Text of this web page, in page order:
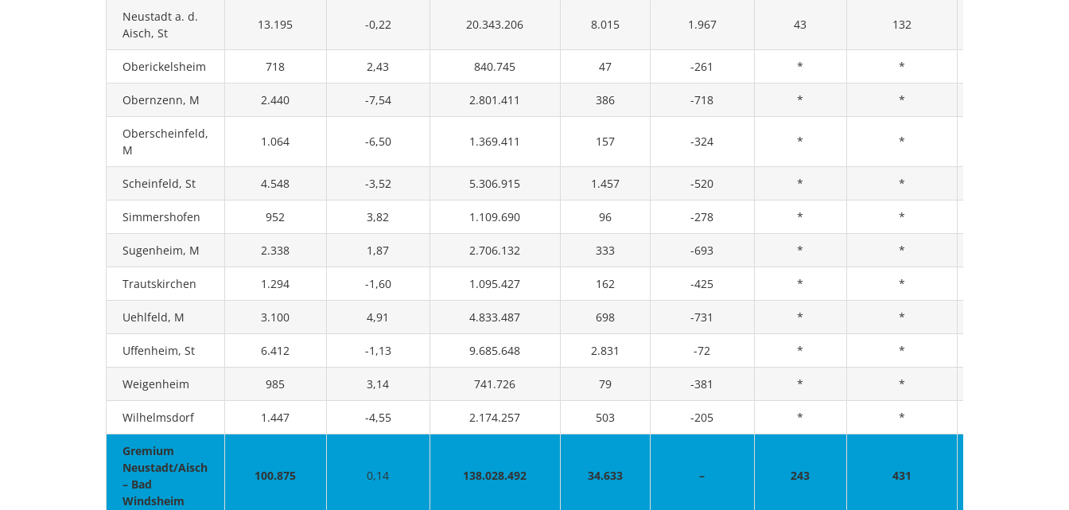
Neustadt a. d.
Aisch, St
13.195 -0,22 20.343.206 8.015 1.967 43 132
Oberickelsheim 718 2,43 840.745 47 -261 * *
Obernzenn, M 2.440 -7,54 2.801.411 386 -718 * *
Oberscheinfeld,
M
1.064 -6,50 1.369.411 157 -324 * *
Scheinfeld, St 4.548 -3,52 5.306.915 1.457 -520 * *
Simmershofen 952 3,82 1.109.690 96 -278 * *
Sugenheim, M 2.338 1,87 2.706.132 333 -693 * *
Trautskirchen 1.294 -1,60 1.095.427 162 -425 * *
Uehlfeld, M 3.100 4,91 4.833.487 698 -731 * *
Uffenheim, St 6.412 -1,13 9.685.648 2.831 -72 * *
Weigenheim 985 3,14 741.726 79 -381 * *
Wilhelmsdorf 1.447 -4,55 2.174.257 503 -205 * *
Gremium
Neustadt/Aisch
– Bad
Windsheim
100.875 0,14 138.028.492 34.633 – 243 431